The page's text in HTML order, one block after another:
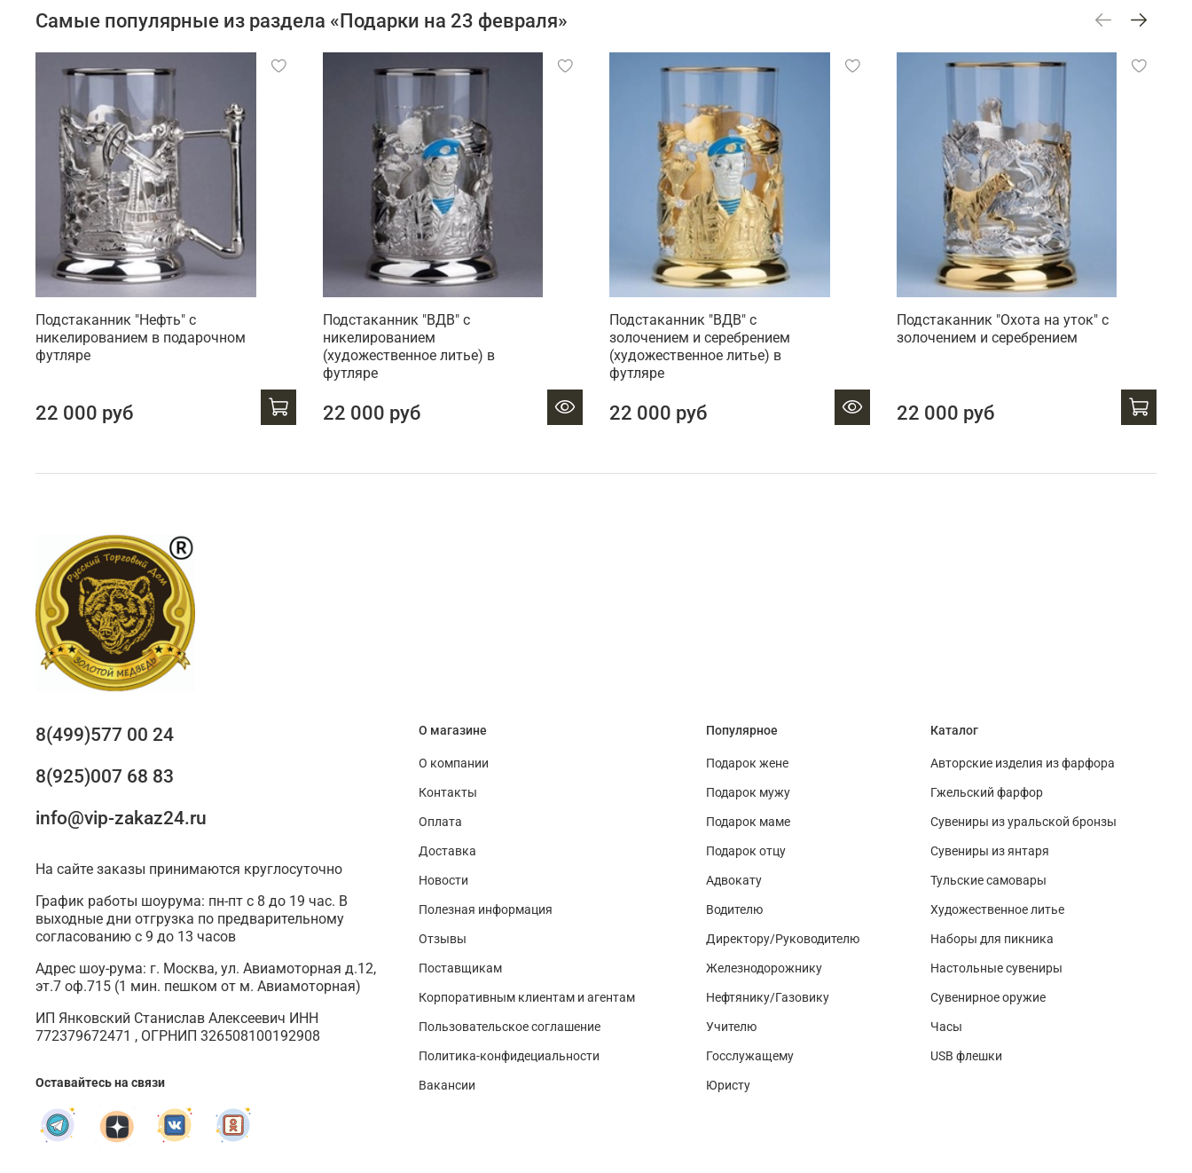
Самые популярные из раздела «Подарки на 23 февраля»
Подстаканник "Нефть" с
никелированием в подарочном
футляре
22 000 руб
Подстаканник "ВДВ" c
никелированием
(художественное литье) в
футляре
22 000 руб
Подстаканник "ВДВ" c
золочением и серебрением
(художественное литье) в
футляре
22 000 руб
Подстаканник "Охота на уток" с
золочением и серебрением
22 000 руб
О магазине
О компании
Контакты
Оплата
Доставка
Новости
Полезная информация
Отзывы
Поставщикам
Корпоративным клиентам и агентам
Пользовательское соглашение
Политика-конфидециальности
Вакансии
Популярное
Подарок жене
Подарок мужу
Подарок маме
Подарок отцу
Адвокату
Водителю
Директору/Руководителю
Железнодорожнику
Нефтянику/Газовику
Учителю
Госслужащему
Юристу
Каталог
Авторские изделия из фарфора
Гжельский фарфор
Сувениры из уральской бронзы
Сувениры из янтаря
Тульские самовары
Художественное литье
Наборы для пикника
Настольные сувениры
Сувенирное оружие
Часы
USB флешки
8(499)577 00 24
8(925)007 68 83
info@vip-zakaz24.ru
На сайте заказы принимаются круглосуточно
График работы шоурума: пн-пт с 8 до 19 час. В
выходные дни отгрузка по предварительному
согласованию с 9 до 13 часов
Адрес шоу-рума: г. Москва, ул. Авиамоторная д.12,
эт.7 оф.715 (1 мин. пешком от м. Авиамоторная)
ИП Янковский Станислав Алексеевич ИНН
772379672471 , ОГРНИП 326508100192908
Оставайтесь на связи